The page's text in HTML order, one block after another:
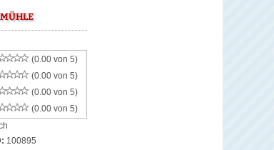
(0.00 von 5)
(0.00 von 5)
(0.00 von 5)
(0.00 von 5)
100895